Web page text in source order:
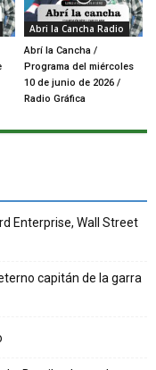
Abri la Cancha Radio
Abrí la Cancha /
Programa del miércoles
10 de junio de 2026 /
Radio Gráfica
Enterprise, Wall Street
capitán de la garra